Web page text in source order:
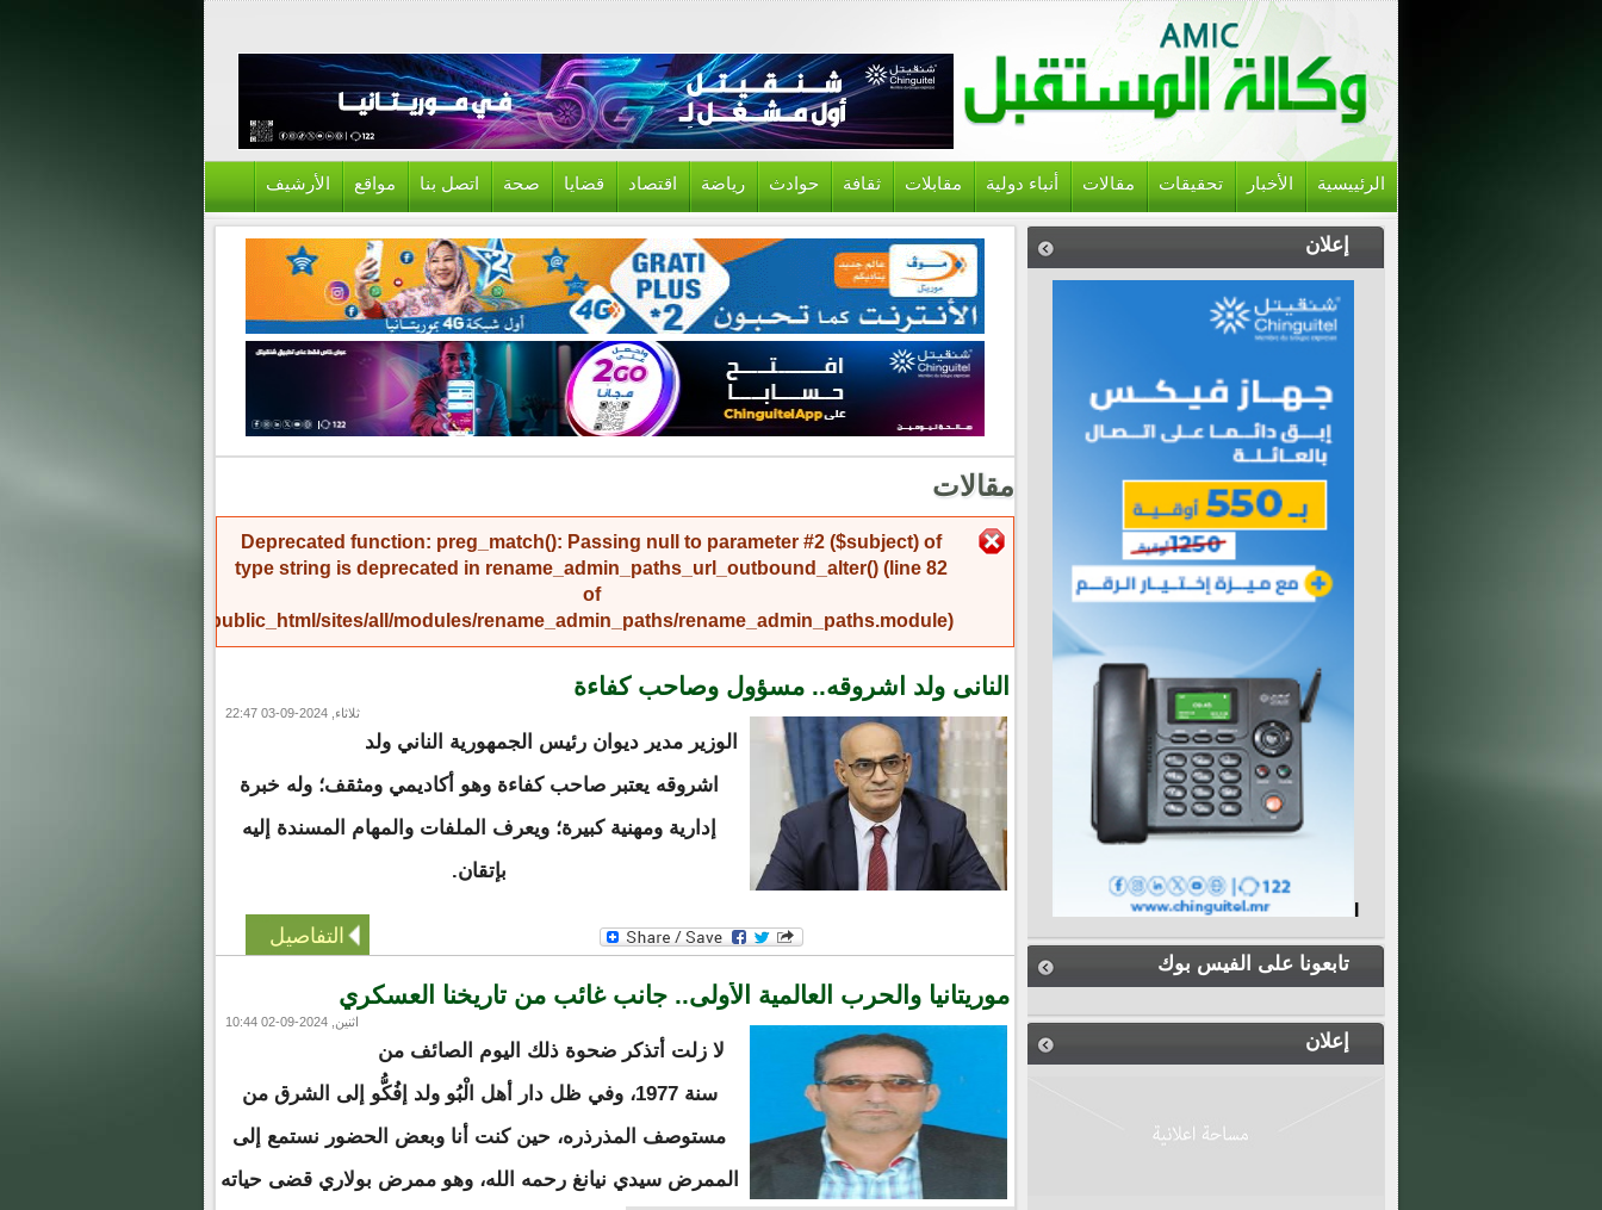
الرئييسية الأخبار تحقيقات مقالات أنباء دولية مقابلات ثقافة حوادث رياضة اقتصاد قضايا صحة اتصل بنا مواقع الأرشيف
إعلان
تابعونا على الفيس بوك
إعلان
مقالات
رسالة الخطأ Deprecated function: preg_match(): Passing null to parameter #2 ($subject) of
type string is deprecated in rename_admin_paths_url_outbound_alter() (line 82
of
/home/amicinf1/public_html/sites/all/modules/rename_admin_paths/rename_admin_paths.module).
النانى ولد اشروقه.. مسؤول وصاحب كفاءة
ثلاثاء, 2024-09-03 22:47
الوزير مدير ديوان رئيس الجمهورية الناني ولد
اشروقه يعتبر صاحب كفاءة وهو أكاديمي ومثقف؛ وله خبرة
إدارية ومهنية كبيرة؛ ويعرف الملفات والمهام المسندة إليه
بإتقان.
التفاصيل
موريتانيا والحرب العالمية الأولى.. جانب غائب من تاريخنا العسكري
اثنين, 2024-09-02 10:44
لا زلت أتذكر ضحوة ذلك اليوم الصائف من
سنة 1977، وفي ظل دار أهل الْبُو ولد إفُكُّو إلى الشرق من
مستوصف المذرذره، حين كنت أنا وبعض الحضور نستمع إلى
الممرض سيدي نيانغ رحمه الله، وهو ممرض بولاري قضى حياته